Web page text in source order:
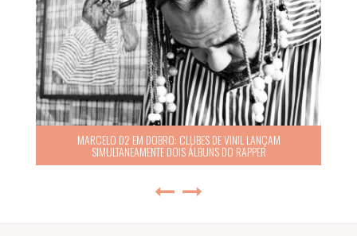
MARCELO D2 EM DOBRO: CLUBES DE VINIL LANÇAM
SIMULTANEAMENTE DOIS ÁLBUNS DO RAPPER